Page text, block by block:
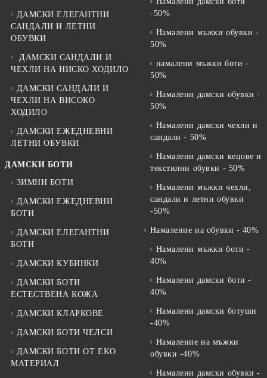
ДАМСКИ ЕЛЕГАНТНИ
САНДАЛИ И ЛЕТНИ
ОБУВКИ
ДАМСКИ САНДАЛИ И
ЧЕХЛИ НА НИСКО ХОДИЛО
ДАМСКИ САНДАЛИ И
ЧЕХЛИ НА ВИСОКО
ХОДИЛО
ДАМСКИ ЕЖЕДНЕВНИ
ЛЕТНИ ОБУВКИ
ДАМСКИ БОТИ
ЗИМНИ БОТИ
ДАМСКИ ЕЖЕДНЕВНИ
БОТИ
ДАМСКИ ЕЛЕГАНТНИ
БОТИ
ДАМСКИ КУБИНКИ
ДАМСКИ БОТИ
ЕСТЕСТВЕНА КОЖА
ДАМСКИ КЛАРКОВЕ
ДАМСКИ БОТИ ЧЕЛСИ
ДАМСКИ БОТИ ОТ EKO
МАТЕРИАЛ
-50%
Намалени мъжки обувки -
50%
намалени мъжки боти -
50%
Намалени дамски обувки -
50%
Намалени дамски чехли и
сандали - 50%
Намалени дамски кецове и
текстилни обувки - 50%
Намалени мъжки чехли,
сандали и летни обувки
-50%
Намаление на обувки - 40%
Намалени мъжки боти -
40%
Намалени дамски боти -
40%
Намалени дамски ботуши
-40%
Намаление на мъжки
обувки -40%
Намалени дамски обувки -